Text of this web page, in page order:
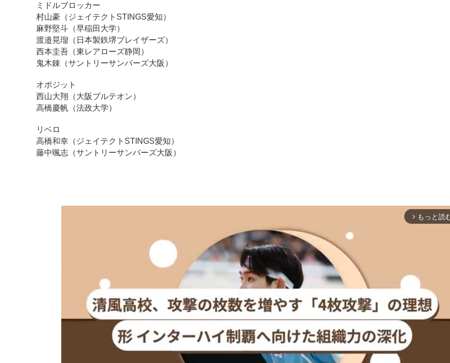
ミドルブロッカー
村山豪（ジェイテクトSTINGS愛知）
麻野堅斗（早稲田大学）
渡邉晃瑠（日本製鉄堺ブレイザーズ）
西本圭吾（東レアローズ静岡）
鬼木錬（サントリーサンバーズ大阪）
オポジット
西山大翔（大阪ブルテオン）
高橋慶帆（法政大学）
リベロ
高橋和幸（ジェイテクトSTINGS愛知）
藤中颯志（サントリーサンバーズ大阪）
arrow_forward_ios もっと読